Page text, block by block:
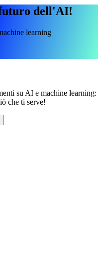
dell'AI!
learning
su AI e machine learning:
che ti serve!